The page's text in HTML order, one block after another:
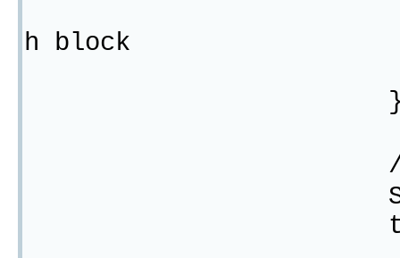
h block
//读出
String
try